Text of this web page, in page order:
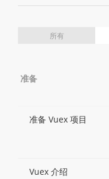
所有
准备
准备 Vuex 项目
Vuex 介绍